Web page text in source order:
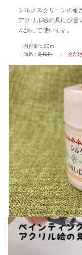
シルクスクリーンの細
アクリル絵の具に少量
ん練って使います。
・内容量：50ml
・価格： 810円 → 今だけ